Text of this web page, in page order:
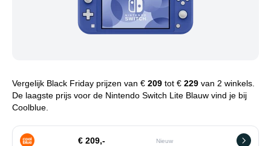
Vergelijk Black Friday prijzen van € 209 tot € 229 van 2 winkels.
De laagste prijs voor de Nintendo Switch Lite Blauw vind je bij
Coolblue.
€ 209,- Nieuw